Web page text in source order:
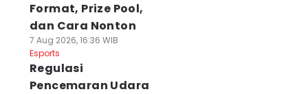
Format, Prize Pool,
dan Cara Nonton
7 Aug 2026, 16:36 WIB
Esports
Regulasi
Pencemaran Udara